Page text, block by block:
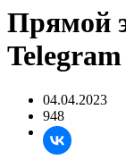
Прямой
Telegram
04.04.2023
948